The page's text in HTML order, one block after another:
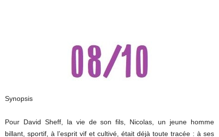
Synopsis
Pour David Sheff, la vie de son fils, Nicolas, un jeune homme
billant, sportif, à l’esprit vif et cultivé, était déjà toute tracée : à ses